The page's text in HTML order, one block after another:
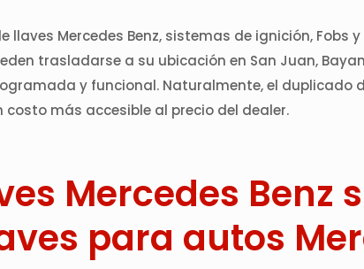
llaves Mercedes Benz, sistemas de ignición,
trasladarse a su ubicación en San Juan,
y funcional. Naturalmente, el duplicado
costo más accesible al precio del dealer.
Mercedes Benz
para autos